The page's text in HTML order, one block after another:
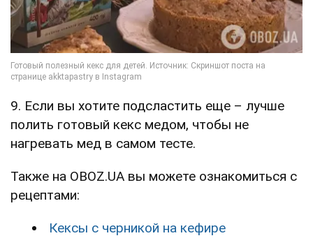
9. Если вы хотите подсластить еще – лучше
полить готовый кекс медом, чтобы не
нагревать мед в самом тесте.
Также на OBOZ.UA вы можете ознакомиться с
рецептами:
Кексы с черникой на кефире